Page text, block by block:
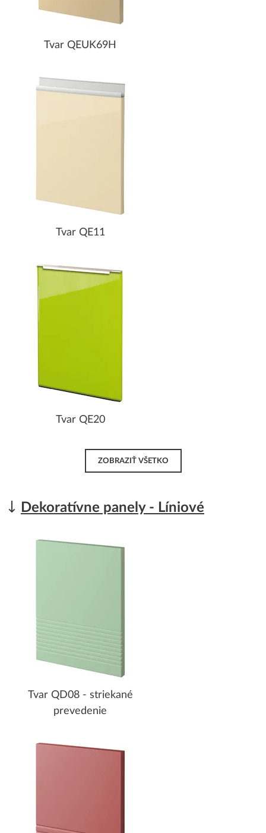
Tvar QEUK69H
Tvar QE11
Tvar QE20
ZOBRAZIŤ VŠETKO
Dekoratívne panely - Líniové
Tvar QD08 - striekané
prevedenie